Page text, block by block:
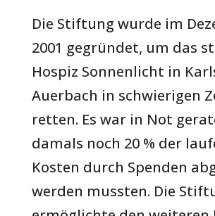
Die Stiftung wurde im
2001 gegründet, um das
Hospiz Sonnenlicht in
Auerbach in schwierigen
retten. Es war in Not
damals noch 20 % der
Kosten durch Spenden
werden mussten. Die